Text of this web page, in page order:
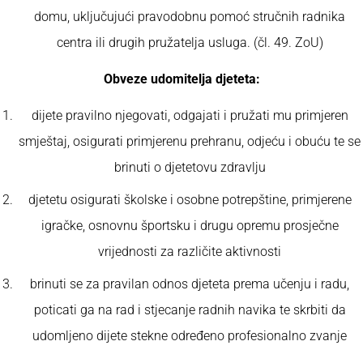
domu, uključujući pravodobnu pomoć stručnih radnika
centra ili drugih pružatelja usluga. (čl. 49. ZoU)
Obveze udomitelja djeteta:
dijete pravilno njegovati, odgajati i pružati mu primjeren
smještaj, osigurati primjerenu prehranu, odjeću i obuću te se
brinuti o djetetovu zdravlju
djetetu osigurati školske i osobne potrepštine, primjerene
igračke, osnovnu športsku i drugu opremu prosječne
vrijednosti za različite aktivnosti
brinuti se za pravilan odnos djeteta prema učenju i radu,
poticati ga na rad i stjecanje radnih navika te skrbiti da
udomljeno dijete stekne određeno profesionalno zvanje